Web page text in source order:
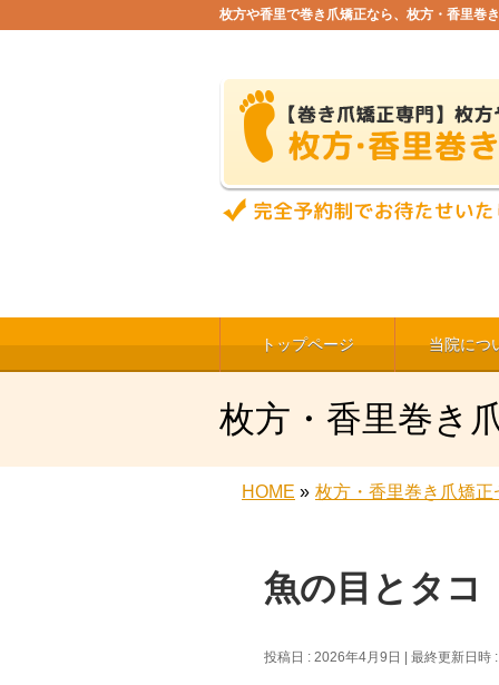
枚方や香里で巻き爪矯正なら、枚方・香里巻
トップページ 当院に
枚方・香里巻き
HOME » 枚方・香里巻き爪矯
魚の目とタコ
投稿日 : 2026年4月9日 最終更新日時